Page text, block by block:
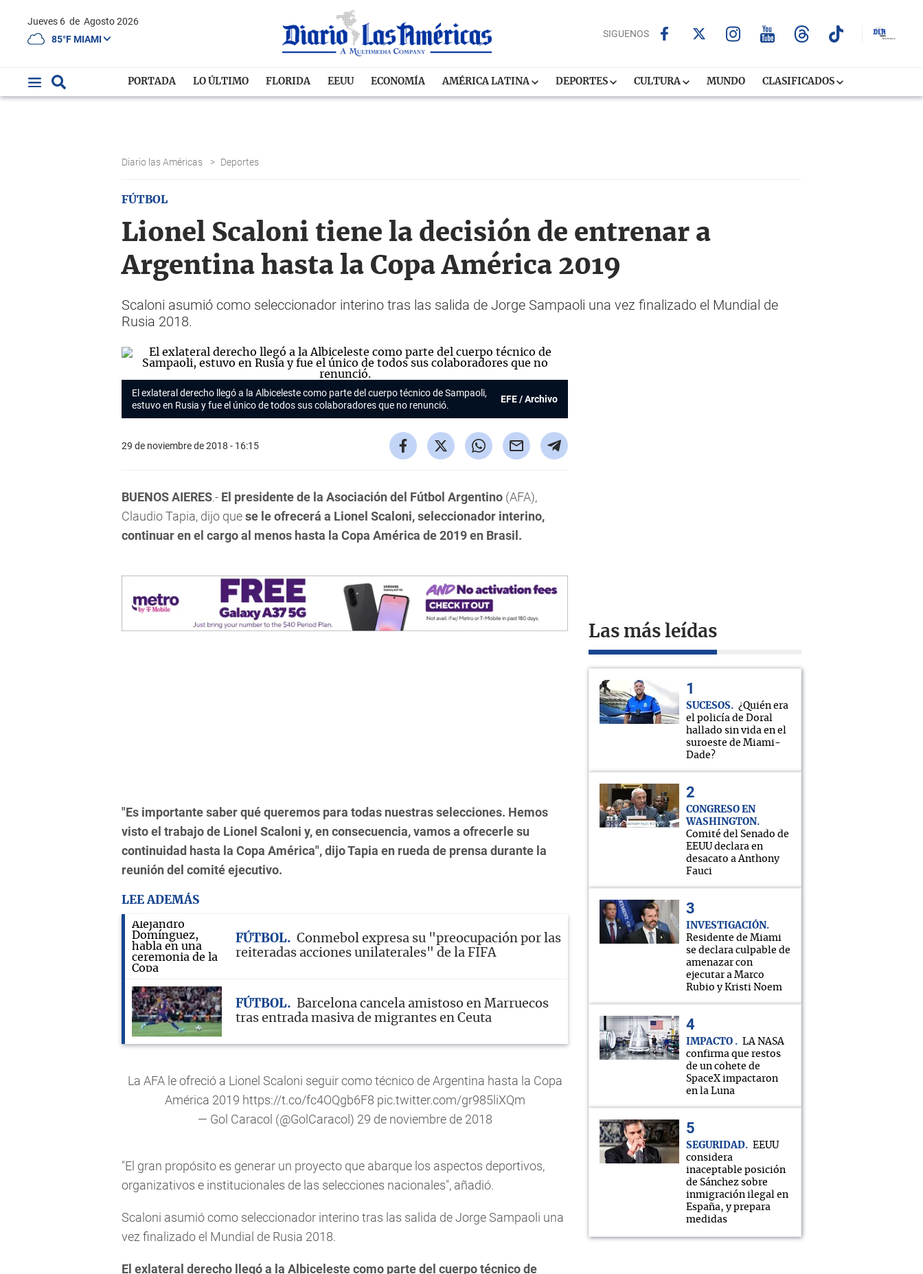
Jueves 6 de Agosto 2026
85°F MIAMI
SIGUENOS
PORTADA LO ÚLTIMO FLORIDA EEUU ECONOMÍA AMÉRICA LATINA DEPORTES CULTURA MUNDO CLASIFICADOS
Diario las Américas > Deportes
FÚTBOL
Lionel Scaloni tiene la decisión de entrenar a
Argentina hasta la Copa América 2019
Scaloni asumió como seleccionador interino tras las salida de Jorge Sampaoli una vez finalizado el Mundial de
Rusia 2018.
El exlateral derecho llegó a la Albiceleste como parte del cuerpo técnico de Sampaoli,
estuvo en Rusia y fue el único de todos sus colaboradores que no renunció.
EFE / Archivo
29 de noviembre de 2018 - 16:15
BUENOS AIERES.- El presidente de la Asociación del Fútbol Argentino (AFA),
Claudio Tapia, dijo quese le ofrecerá a Lionel Scaloni, seleccionador interino,
continuar en el cargo al menos hasta la Copa América de 2019 en Brasil.
"Es importante saber qué queremos para todas nuestras selecciones. Hemos
visto el trabajo de Lionel Scaloni y, en consecuencia, vamos a ofrecerle su
continuidad hasta la Copa América", dijo Tapia en rueda de prensa durante la
reunión del comité ejecutivo.
LEE ADEMÁS
FÚTBOL
Conmebol expresa su "preocupación por las
reiteradas acciones unilaterales" de la FIFA
FÚTBOL
Barcelona cancela amistoso en Marruecos
tras entrada masiva de migrantes en Ceuta
La AFA le ofreció a Lionel Scaloni seguir como técnico de Argentina hasta la Copa
América 2019 https://t.co/fc4OQgb6F8 pic.twitter.com/gr985liXQm
— Gol Caracol (@GolCaracol) 29 de noviembre de 2018
"El gran propósito es generar un proyecto que abarque los aspectos deportivos,
organizativos e institucionales de las selecciones nacionales", añadió.
Scaloni asumió como seleccionador interino tras las salida de Jorge Sampaoli una
vez finalizado el Mundial de Rusia 2018.
El exlateral derecho llegó a la Albiceleste como parte del cuerpo técnico de
Las más leídas
SUCESOS
¿Quién era
el policía de Doral
hallado sin vida en el
suroeste de Miami-
Dade?
CONGRESO EN
WASHINGTON
Comité del Senado de
EEUU declara en
desacato a Anthony
Fauci
INVESTIGACIÓN
Residente de Miami
se declara culpable de
amenazar con
ejecutar a Marco
Rubio y Kristi Noem
IMPACTO
LA NASA
confirma que restos
de un cohete de
SpaceX impactaron
en la Luna
SEGURIDAD
EEUU
considera
inaceptable posición
de Sánchez sobre
inmigración ilegal en
España, y prepara
medidas